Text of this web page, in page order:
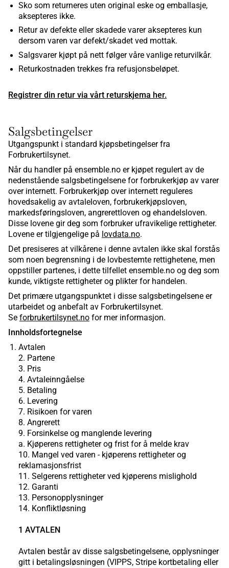
Sko som returneres uten original eske og emballasje,
aksepteres ikke.
Retur av defekte eller skadede varer aksepteres kun
dersom varen var defekt/skadet ved mottak.
Salgsvarer kjøpt på nett følger våre vanlige returvilkår.
Returkostnaden trekkes fra refusjonsbeløpet.
Registrer din retur via vårt returskjema her.
Salgsbetingelser
Utgangspunkt i standard kjøpsbetingelser fra
Forbrukertilsynet.
Når du handler på ensemble.no er kjøpet regulert av de
nedenstående salgsbetingelsene for forbrukerkjøp av varer
over internett. Forbrukerkjøp over internett reguleres
hovedsakelig av avtaleloven, forbrukerkjøpsloven,
markedsføringsloven, angrerettloven og ehandelsloven.
Disse lovene gir deg som forbruker ufravikelige rettigheter.
Lovene er tilgjengelige på lovdata.no.
Det presiseres at vilkårene i denne avtalen ikke skal forstås
som noen begrensning i de lovbestemte rettighetene, men
oppstiller partenes, i dette tilfellet ensemble.no og deg som
kunde, viktigste rettigheter og plikter for handelen.
Det primære utgangspunktet i disse salgsbetingelsene er
utarbeidet og anbefalt av Forbrukertilsynet.
Se forbrukertilsynet.no for mer informasjon.
Innholdsfortegnelse
Avtalen
2. Partene
3. Pris
4. Avtaleinngåelse
5. Betaling
6. Levering
7. Risikoen for varen
8. Angrerett
9. Forsinkelse og manglende levering
a. Kjøperens rettigheter og frist for å melde krav
10. Mangel ved varen - kjøperens rettigheter og
reklamasjonsfrist
11. Selgerens rettigheter ved kjøperens mislighold
12. Garanti
13. Personopplysninger
14. Konfliktløsning
1 AVTALEN
Avtalen består av disse salgsbetingelsene, opplysninger
gitt i betalingsløsningen (VIPPS, Stripe kortbetaling eller